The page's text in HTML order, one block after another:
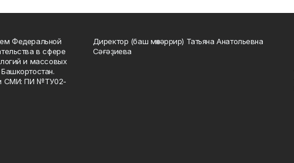
Федеральной
в сфере
и массовых
СМИ: ПИ №ТУ02-
Директор (баш мөхәррир) Татьяна Анатольевна
Сәғәҙиева